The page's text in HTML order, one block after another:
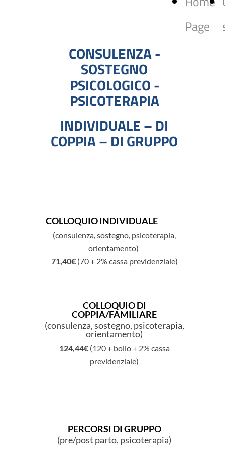
Page
CONSULENZA -
SOSTEGNO
PSICOLOGICO -
PSICOTERAPIA
INDIVIDUALE – DI
COPPIA – DI GRUPPO
COLLOQUIO INDIVIDUALE
(consulenza, sostegno, psicoterapia,
orientamento)
71,40€ (70 + 2% cassa previdenziale)
COLLOQUIO DI
COPPIA/FAMILIARE
(consulenza, sostegno, psicoterapia,
orientamento)
124,44€ (120 + bollo + 2% cassa
previdenziale)
PERCORSI DI GRUPPO
(pre/post parto, psicoterapia)